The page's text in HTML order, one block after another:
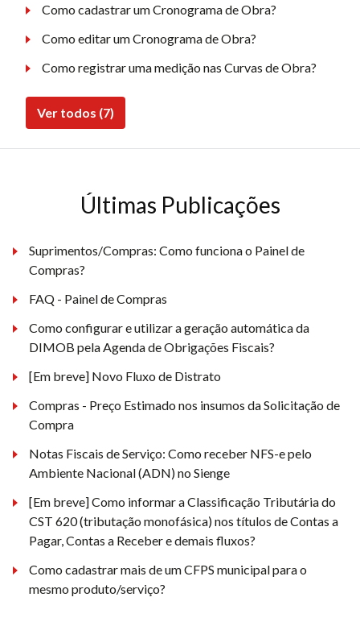
Como cadastrar um Cronograma de Obra?
Como editar um Cronograma de Obra?
Como registrar uma medição nas Curvas de Obra?
Ver todos (7)
Últimas Publicações
Suprimentos/Compras: Como funciona o Painel de
Compras?
FAQ - Painel de Compras
Como configurar e utilizar a geração automática da
DIMOB pela Agenda de Obrigações Fiscais?
[Em breve] Novo Fluxo de Distrato
Compras - Preço Estimado nos insumos da Solicitação de
Compra
Notas Fiscais de Serviço: Como receber NFS-e pelo
Ambiente Nacional (ADN) no Sienge
[Em breve] Como informar a Classificação Tributária do
CST 620 (tributação monofásica) nos títulos de Contas a
Pagar, Contas a Receber e demais fluxos?
Como cadastrar mais de um CFPS municipal para o
mesmo produto/serviço?